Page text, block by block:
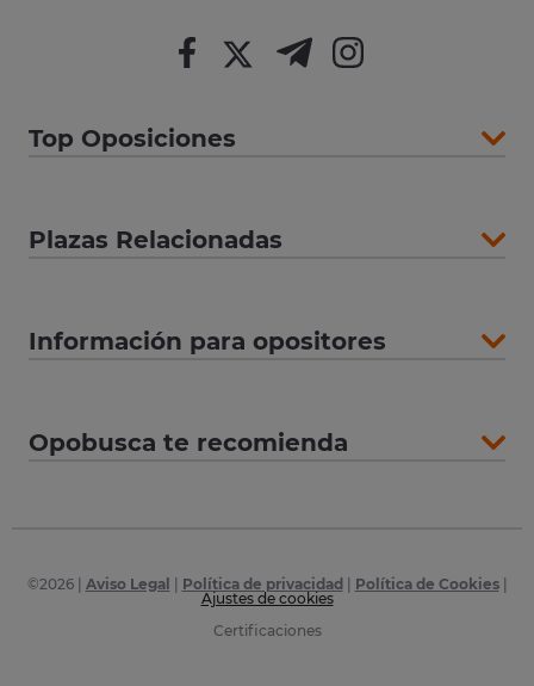
Top Oposiciones
Plazas Relacionadas
Información para opositores
Opobusca te recomienda
©2026| Aviso Legal Política de privacidad Política de Cookies|
Ajustes de cookies
Certificaciones